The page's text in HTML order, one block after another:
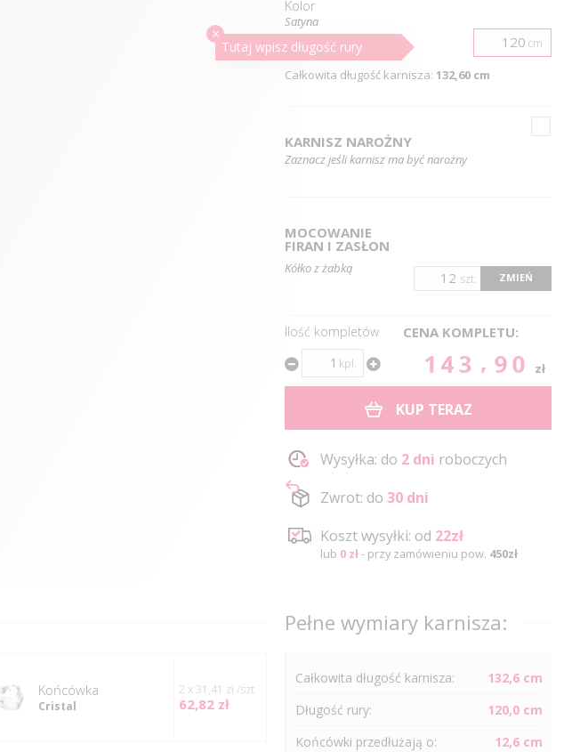
Kolor
Satyna
×
Tutaj wpisz długość rury
Długośćrury cm
Całkowita długość karnisza: 132,60 cm
KARNISZ NAROŻNY
Zaznacz jeśli karnisz ma być narożny
MOCOWANIE
FIRAN I ZASŁON
Kółko z żabką
szt. ZMIEŃ
Ilość kompletów
kpl.
CENA KOMPLETU:
143.90 zł
KUP TERAZ
Wysyłka: do 2 dni roboczych
Zwrot: do 30 dni
Koszt wysyłki: od 22zł
lub 0 zł- przy zamówieniu pow. 450zł
Końcówka
Cristal
2 x 31,41 zł /szt
62,82 zł
Pełne wymiary karnisza:
Całkowita długość karnisza:
132,6 cm
Długość rury:
120,0 cm
Końcówki przedłużają o:
12,6 cm